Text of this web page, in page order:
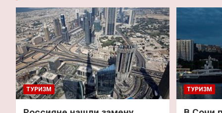
ТУРИЗМ ТУРИЗМ